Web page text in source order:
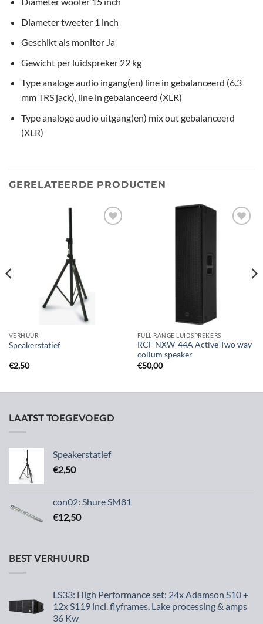
Diameter tweeter 1 inch
Geschikt als monitor Ja
Gewicht per luidspreker22kg
Type analoge audio ingang(en) line in gebalanceerd (6.3
mm TRS jack), line in gebalanceerd (XLR)
Type analoge audio uitgang(en) mix out gebalanceerd
(XLR)
GERELATEERDE PRODUCTEN
VERHUUR
Speakerstatief
€2,50
FULL RANGE LUIDSPREKERS
RCF NXW-44A Active Two way
collum speaker
€50,00
LAATST TOEGEVOEGD
Speakerstatief
€2,50
con02: Shure SM81
€12,50
BEST VERHUURD
LS33: High Performance set: 24x Adamson S10 +
12x S119 incl. flyframes, Lake processing & amps
36 Kw